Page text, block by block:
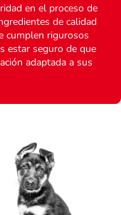
en el proceso de
de calidad
cumplen rigurosos
estar seguro de que
adaptada a sus